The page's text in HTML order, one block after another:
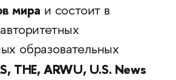
мира и состоит в
образовательных
THE, ARWU, U.S. News